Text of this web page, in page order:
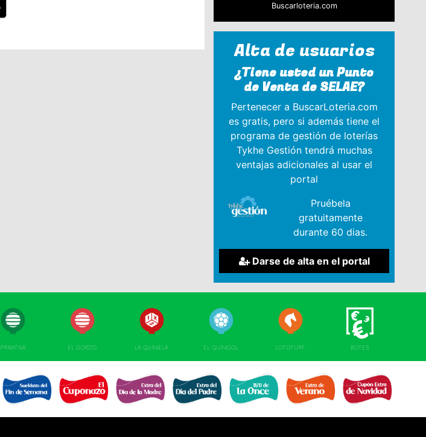
Buscarloteria.com
Alta de usuarios
¿Tiene usted un Punto
de Venta de SELAE?
Pertenecer a BuscarLoteria.com
es gratis, pero si además tiene el
programa de gestión de loterías
Tykhe Gestión tendrá muchas
ventajas adicionales al usar el
portal
Pruébela
gratuitamente
durante 60 dias.
Darse de alta en el portal
PRIMITIVA EL GORDO LA QUINIELA EL QUINIGOL LOTOTURF BOTES
EL SUELDAZO DEL
EXTRA DÍA DE